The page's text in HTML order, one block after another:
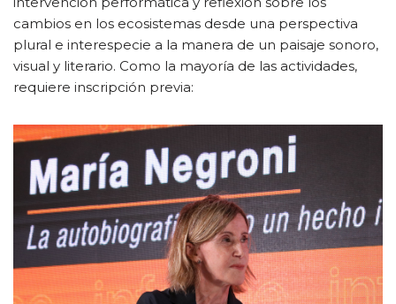
cambios en los ecosistemas desde una perspectiva
plural e interespecie a la manera de un paisaje sonoro,
visual y literario. Como la mayoría de las actividades,
requiere inscripción previa: